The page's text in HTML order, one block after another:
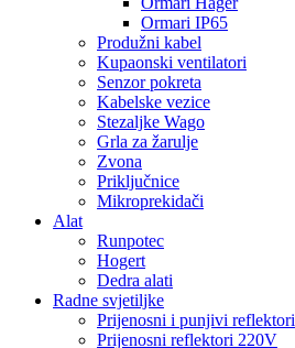
Ormari IP65
Produžni kabel
Kupaonski ventilatori
Senzor pokreta
Kabelske vezice
Stezaljke Wago
Grla za žarulje
Zvona
Priključnice
Mikroprekidači
Alat
Runpotec
Hogert
Dedra alati
Radne svjetiljke
Prijenosni i punjivi reflektori
Prijenosni reflektori 220V